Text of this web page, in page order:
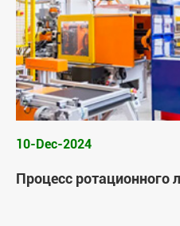
10-Dec-2024
Процесс ротационного